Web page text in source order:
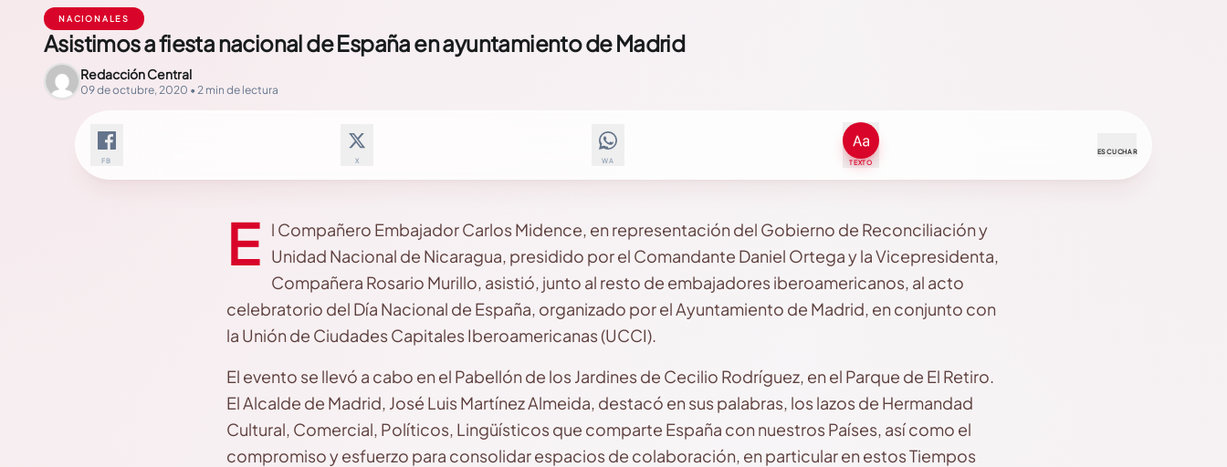
NACIONALES
Asistimos a fiesta nacional de España en ayuntamiento de Madrid
Redacción Central
09 de octubre, 2020 • 2 min de lectura
FB X WA TEXTO
ESCUCHAR
E l Compañero Embajador Carlos Midence, en representación del Gobierno de Reconciliación y
Unidad Nacional de Nicaragua, presidido por el Comandante Daniel Ortega y la Vicepresidenta,
Compañera Rosario Murillo, asistió, junto al resto de embajadores iberoamericanos, al acto
celebratorio del Día Nacional de España, organizado por el Ayuntamiento de Madrid, en conjunto con
la Unión de Ciudades Capitales Iberoamericanas (UCCI).
El evento se llevó a cabo en el Pabellón de los Jardines de Cecilio Rodríguez, en el Parque de El Retiro.
El Alcalde de Madrid, José Luis Martínez Almeida, destacó en sus palabras, los lazos de Hermandad
Cultural, Comercial, Políticos, Lingüísticos que comparte España con nuestros Países, así como el
compromiso y esfuerzo para consolidar espacios de colaboración, en particular en estos Tiempos